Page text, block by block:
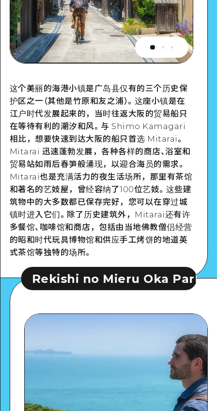
这个美丽的海港小镇是广岛县仅有的三个历史保
护区之一（其他是竹原和友之浦）。这座小镇是在
江户时代发展起来的，当时往返大阪的贸易船只
在等待有利的潮汐和风。与 Shimo Kamagari
相比，想要快速到达大阪的船只首选 Mitarai。
Mitarai 迅速蓬勃发展，各种各样的商店、浴室和
贸易站如雨后春笋般涌现，以迎合海员的需求。
Mitarai也是充满活力的夜生活场所，那里有茶馆
和著名的艺妓屋，曾经容纳了100位艺妓。这些建
筑物中的大多数都已保存完好，您可以在穿过城
镇时进入它们。除了历史建筑外，Mitarai还有许
多餐馆、咖啡馆和商店，包括由当地佛教僧侣经营
的昭和时代玩具博物馆和供应手工烤饼的地道英
式茶馆等独特的场所。
Mieru Oka Park Rekishi